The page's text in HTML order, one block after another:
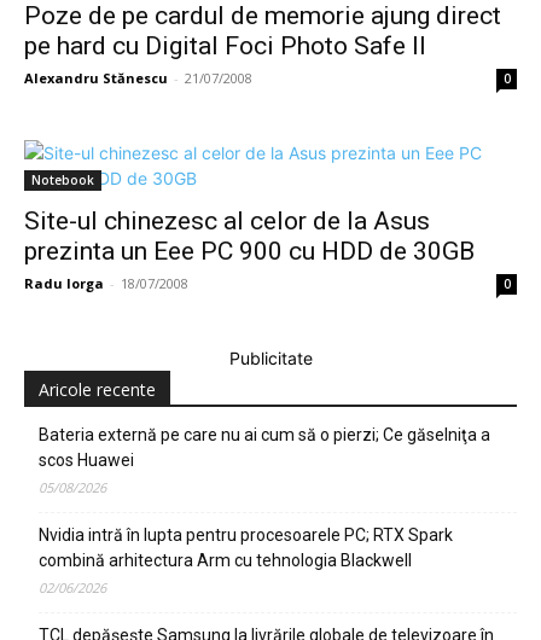
Poze de pe cardul de memorie ajung direct
pe hard cu Digital Foci Photo Safe II
Alexandru Stănescu - 21/07/2008 0
Notebook
Site-ul chinezesc al celor de la Asus
prezinta un Eee PC 900 cu HDD de 30GB
Radu Iorga - 18/07/2008 0
Publicitate
Aricole recente
Bateria externă pe care nu ai cum să o pierzi; Ce găselniţa a
scos Huawei
05/08/2026
Nvidia intră în lupta pentru procesoarele PC; RTX Spark
combină arhitectura Arm cu tehnologia Blackwell
02/06/2026
TCL depășește Samsung la livrările globale de televizoare în